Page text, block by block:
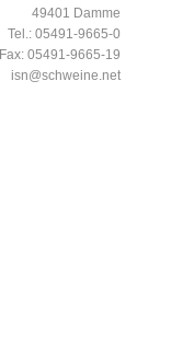
49401 Damme
Tel.: 05491-9665-0
Fax: 05491-9665-19
isn@schweine.net